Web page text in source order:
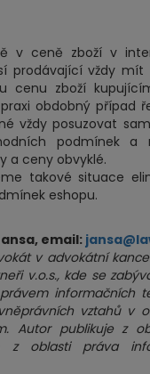
v ceně zboží v
prodávající vždy mít
cenu zboží
obdobný případ
vždy posuzovat
podmínek a
a ceny obvyklé.
takové situace
eshopu.
email:
v advokátní
v.o.s., kde se
informačních
vztahů v
Autor publikuje z
z oblasti práva